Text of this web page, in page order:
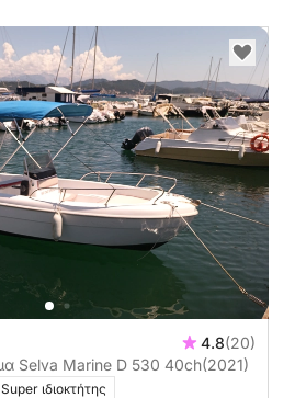
4.8(20)
Σκάφος χωρίς δίπλωμα Selva Marine D 530 40ch(2021)
Super ιδιοκτήτης